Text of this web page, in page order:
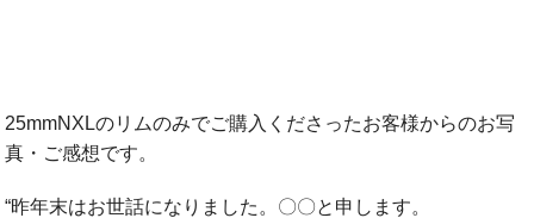
25mmNXLのリムのみでご購入くださったお客様からのお写
真・ご感想です。
“昨年末はお世話になりました。〇〇と申します。